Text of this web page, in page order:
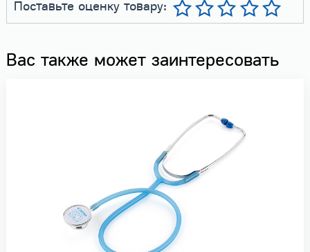
Поставьте оценку товару:
Вас также может заинтересовать